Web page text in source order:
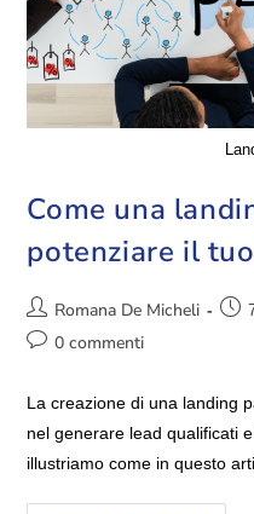
Come una
potenziare il
Romana De Micheli
0 commenti
La creazione di una landing
nel generare lead qualificati
illustriamo come in questo